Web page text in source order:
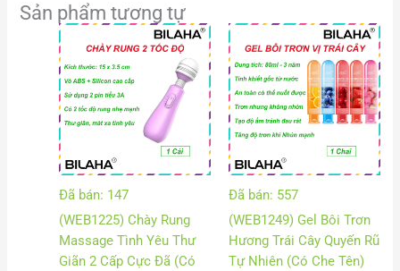
Sản phẩm tương tự
Đã bán: 147
(WEB1225) Chày Rung
Massage Tình Yêu Thư
Giãn 2 Cấp Cực Đã (Có
Khoảng
giá:
70.000 VND
đến
80.000 VND
Đã bán: 557
(WEB1249) Gel Bôi Trơn
Hương Trái Cây Quyến Rũ
Tự Nhiên (Có Che Tên)
Khoảng
giá:
từ
80.000
đến
90.000